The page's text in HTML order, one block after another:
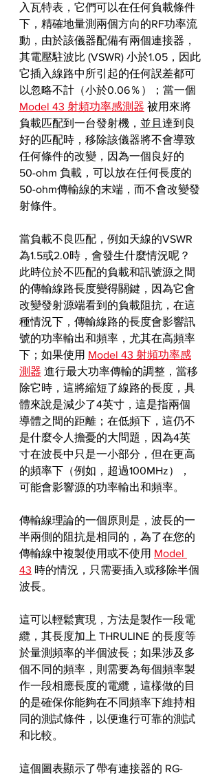
入瓦特表，它們可以在任何負載條件
下，精確地量測兩個方向的RF功率流
動，由於該儀器配備有兩個連接器，
其電壓駐波比 (VSWR) 小於1.05，因此
它插入線路中所引起的任何誤差都可
以忽略不計（小於0.06％）；當一個
Model 43 射頻功率感測器 被用來將
負載匹配到一台發射機，並且達到良
好的匹配時，移除該儀器將不會導致
任何條件的改變，因為一個良好的
50-ohm 負載，可以放在任何長度的
50-ohm傳輸線的末端，而不會改變發
射條件。
當負載不良匹配，例如天線的VSWR
為1.5或2.0時，會發生什麼情況呢？
此時位於不匹配的負載和訊號源之間
的傳輸線路長度變得關鍵，因為它會
改變發射源端看到的負載阻抗，在這
種情況下，傳輸線路的長度會影響訊
號的功率輸出和頻率，尤其在高頻率
下；如果使用 Model 43 射頻功率感
測器 進行最大功率傳輸的調整，當移
除它時，這將縮短了線路的長度，具
體來說是減少了4英寸，這是指兩個
導體之間的距離；在低頻下，這仍不
是什麼令人擔憂的大問題，因為4英
寸在波長中只是一小部分，但在更高
的頻率下（例如，超過100MHz），
可能會影響源的功率輸出和頻率。
傳輸線理論的一個原則是，波長的一
半兩側的阻抗是相同的，為了在您的
傳輸線中複製使用或不使用 Model
43 時的情況，只需要插入或移除半個
波長。
這可以輕鬆實現，方法是製作一段電
纜，其長度加上 THRULINE 的長度等
於量測頻率的半個波長；如果涉及多
個不同的頻率，則需要為每個頻率製
作一段相應長度的電纜，這樣做的目
的是確保你能夠在不同頻率下維持相
同的測試條件，以便進行可靠的測試
和比較。
這個圖表顯示了帶有連接器的 RG-